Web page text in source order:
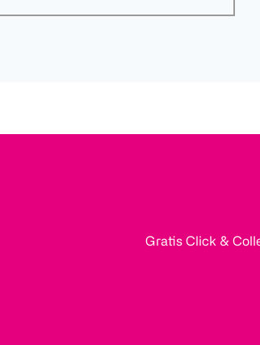
Gratis Click &